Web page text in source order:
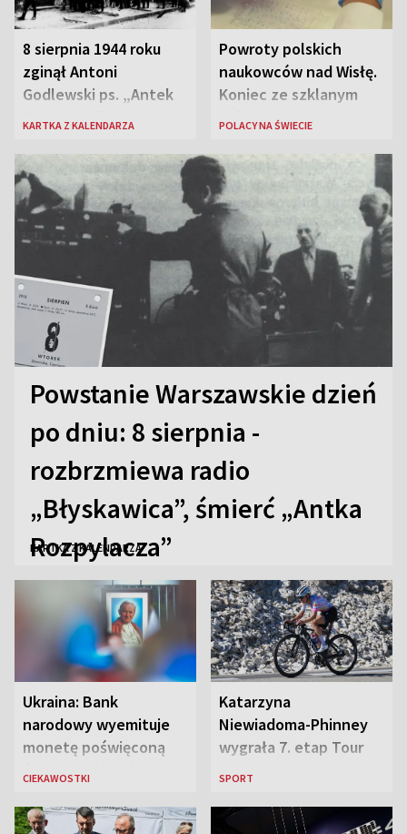
8 sierpnia 1944 roku
zginął Antoni
Godlewski ps. „Antek
Rozpylacz”
KARTKA Z KALENDARZA
Powroty polskich
naukowców nad Wisłę.
Koniec ze szklanym
sufitem
POLACY NA ŚWIECIE
Powstanie Warszawskie dzień
po dniu: 8 sierpnia -
rozbrzmiewa radio
„Błyskawica”, śmierć „Antka
Rozpylacza”
KARTKA Z KALENDARZA
Ukraina: Bank
narodowy wyemituje
monetę poświęconą
św. Janowi Pawłowi II
CIEKAWOSTKI
Katarzyna
Niewiadoma-Phinney
wygrała 7. etap Tour
de France i została
SPORT